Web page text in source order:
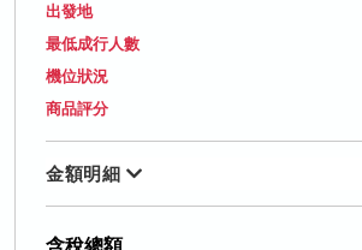
出發地
最低成行人數
機位狀況
商品評分
金額明細